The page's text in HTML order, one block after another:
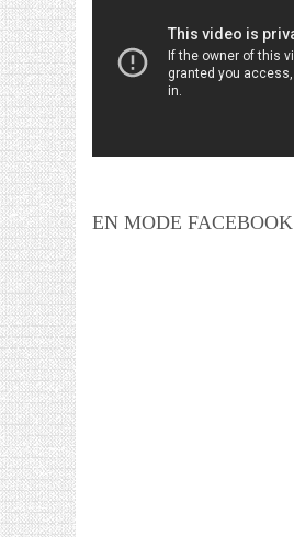
EN MODE FACEBOOK